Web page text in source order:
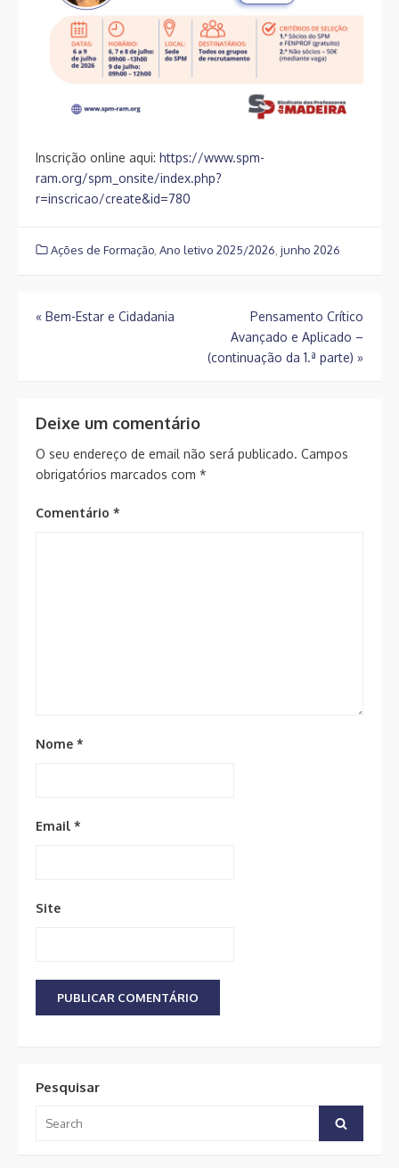
Inscrição online aqui: https://www.spm-
ram.org/spm_onsite/index.php?
r=inscricao/create&id=780
Ações de Formação Ano letivo 2025/2026 junho 2026
Navegação
« Bem-Estar e Cidadania
Pensamento Crítico
Avançado e Aplicado –
(continuação da 1.ª parte) »
Deixe um comentário
O seu endereço de email não será publicado. Campos
obrigatórios marcados com *
Comentário *
Nome *
Email *
Site
Pesquisar
for:
Search